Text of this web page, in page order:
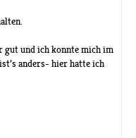
gut und ich konnte mich im
anders- hier hatte ich